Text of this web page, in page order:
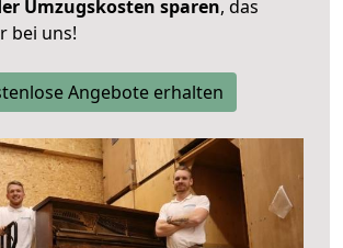
Umzugskosten sparen, das
bei uns!
Angebote erhalten